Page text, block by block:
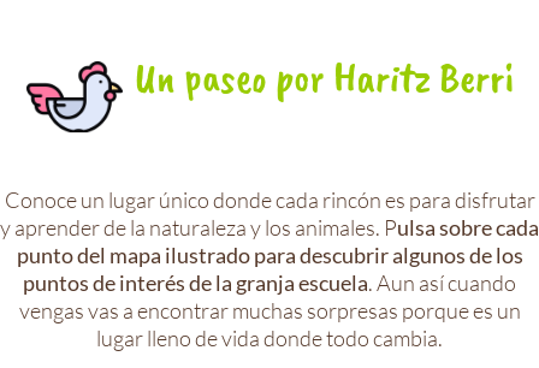
Un paseo por Haritz Berri
Conoce un lugar único donde cada rincón es para disfrutar
y aprender de la naturaleza y los animales. Pulsa sobre cada
punto del mapa ilustrado para descubrir algunos de los
puntos de interés de la granja escuela. Aun así cuando
vengas vas a encontrar muchas sorpresas porque es un
lugar lleno de vida donde todo cambia.